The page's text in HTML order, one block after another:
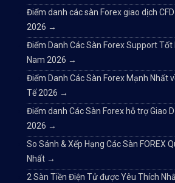
Điểm danh các sàn Forex giao dịch
2026 →
Điểm Danh Các Sàn Forex Support
Nam 2026 →
Điểm Danh Các Sàn Forex Mạnh Nhất
Tế 2026 →
Điểm danh Các Sàn Forex hỗ trợ Giao
2026 →
So Sánh & Xếp Hạng Các Sàn FOREX
Nhất →
2 Sàn Tiền Điện Tử được Yêu Thích